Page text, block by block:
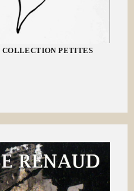
COLLECTION PETITES